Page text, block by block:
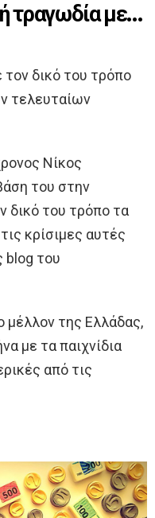
τραγωδία με…
τον δικό του τρόπο
τελευταίων
Νίκος
του στην
δικό του τρόπο τα
κρίσιμες αυτές
blog του
μέλλον της Ελλάδας,
με τα παιχνίδια
από τις